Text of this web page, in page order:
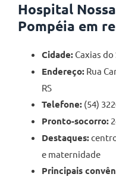
Hospital
Pompéia em
Cidade: Caxias do
Endereço: Rua
RS
Telefone: (54)
Pronto-socorro:
Destaques:
e maternidade
Principais